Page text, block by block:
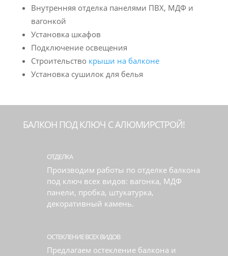
Внутренняя отделка панелями ПВХ, МДФ и
вагонкой
Установка шкафов
Подключение освещения
Строительство крыши на балконе
Установка сушилок для белья
БАЛКОН ПОД КЛЮЧ С АЛЮМИРСТРОЙ!
ОТДЕЛКА
Производим работы по отделке балкона
под ключ всех видов: вагонка, МДФ
панели, пробка, штукатурка,
декоративный камень.
ОСТЕКЛЕНИЕ ВСЕХ ВИДОВ
Предлагаем остекление балкона и